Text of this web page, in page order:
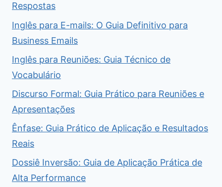
Respostas
Inglês para E-mails: O Guia Definitivo para
Business Emails
Inglês para Reuniões: Guia Técnico de
Vocabulário
Discurso Formal: Guia Prático para Reuniões e
Apresentações
Ênfase: Guia Prático de Aplicação e Resultados
Reais
Dossiê Inversão: Guia de Aplicação Prática de
Alta Performance